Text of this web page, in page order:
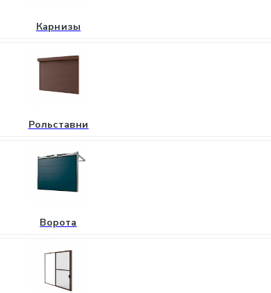
Карнизы
Рольставни
Ворота